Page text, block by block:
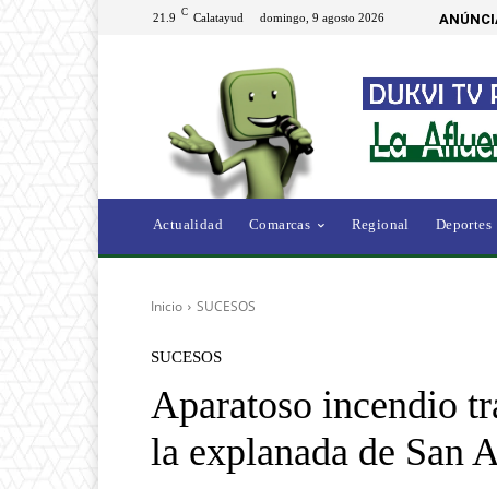
21.9 C Calatayud domingo, 9 agosto 2026
Actualidad Comarcas Regional Deportes
Inicio SUCESOS
SUCESOS
Aparatoso incendio
la explanada de San